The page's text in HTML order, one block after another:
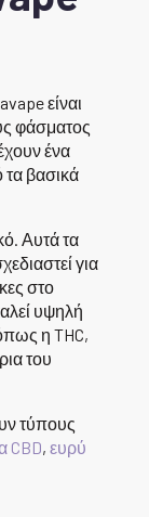
είναι
φάσματος
ένα
βασικά
Αυτά τα
για
στο
υψηλή
η THC,
του
τύπους
CBD, ευρύ